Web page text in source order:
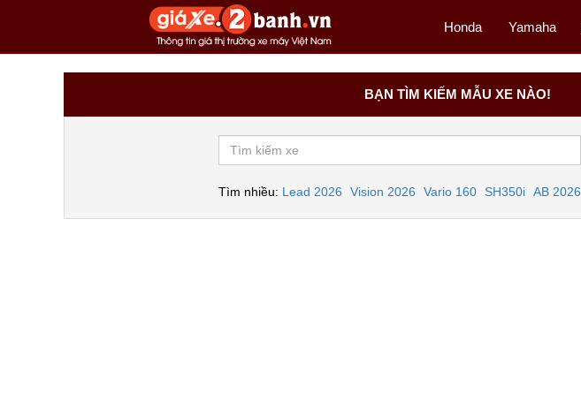
Honda Yamaha
BẠN TÌM KIẾM MẪU XE NÀO!
Tìm nhiều: Lead 2026 Vision 2026 Vario 160 SH350i AB 2026